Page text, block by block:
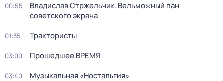
00:55
Владислав Стржельчик. Вельможный пан
советского экрана
01:35 Трактористы
03:00 Прошедшее ВРЕМЯ
03:40 Музыкальная «Ностальгия»